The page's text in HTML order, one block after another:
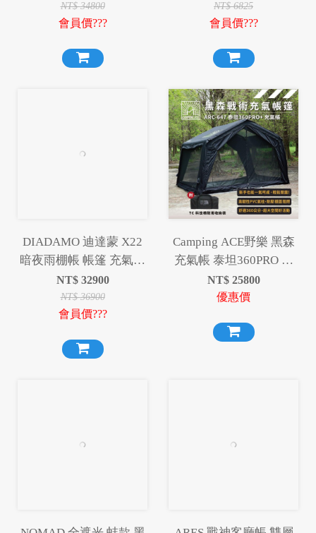
NT$34800
會員價???
NT$6825
會員價???
DIADAMO 迪達蒙 X22
暗夜雨棚帳 帳篷 充氣帳
篷 充氣帳 天幕 露營 野
營
NT$ 32900
NT$36900
會員價???
Camping ACE野樂 黑森
充氣帳 泰坦360PRO 充
氣帳 6-8人帳 炊事帳 充
氣帳篷 泰坦
NT$ 25800
優惠價